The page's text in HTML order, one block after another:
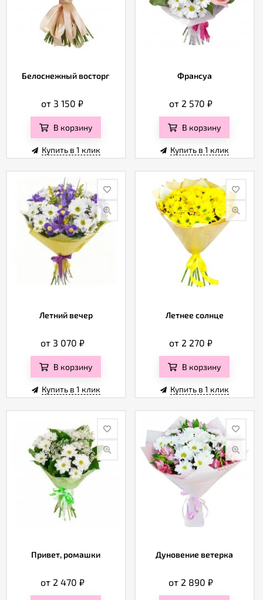
Белоснежный восторг
от 3 150₽
В корзину
Купить в 1 клик
Франсуа
от 2 570₽
В корзину
Купить в 1 клик
Летний вечер
от 3 070 ₽
В корзину
Купить в 1 клик
Летнее солнце
от 2 270₽
В корзину
Купить в 1 клик
Привет, ромашки
от 2 470 ₽
Дуновение ветерка
от 2 890₽